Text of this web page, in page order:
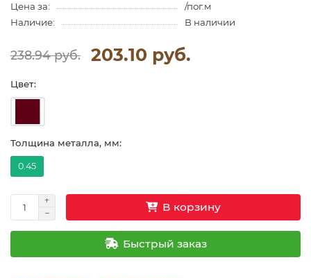
Цена за:
/пог.м
Наличие:
В наличии
238.94 руб. 203.10 руб.
Цвет:
Толщина металла, мм:
0.45
В корзину
Быстрый заказ